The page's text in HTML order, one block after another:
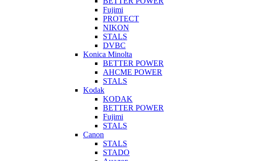
Fujimi
PROTECT
NIKON
STALS
DVBC
Konica Minolta
BETTER POWER
AHCME POWER
STALS
Kodak
KODAK
BETTER POWER
Fujimi
STALS
Canon
STALS
STADO